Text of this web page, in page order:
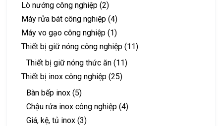
Lò nướng công nghiệp (2)
Máy rửa bát công nghiệp (4)
Máy vo gạo công nghiệp (1)
Thiết bị giữ nóng công nghiệp (11)
Thiết bị giữ nóng thức ăn (11)
Thiết bị inox công nghiệp (25)
Bàn bếp inox (5)
Chậu rửa inox công nghiệp (4)
Giá, kệ, tủ inox (3)